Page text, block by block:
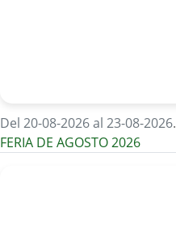
Del 20-08-2026 al 23-08-2026.
FERIA DE AGOSTO 2026